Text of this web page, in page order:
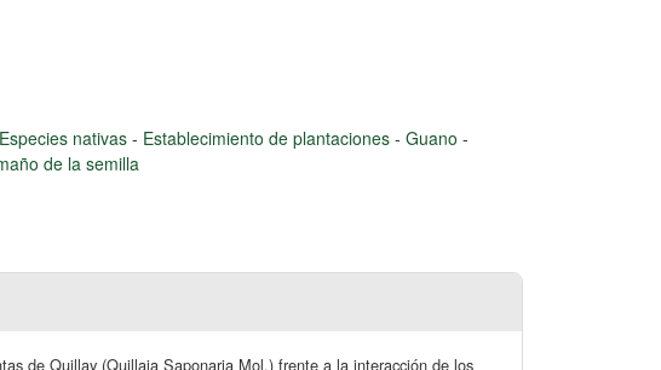
Especies nativas - Establecimiento de plantaciones - Guano -
de la semilla
de Quillay (Quillaja Saponaria Mol.) frente a la interacción de los